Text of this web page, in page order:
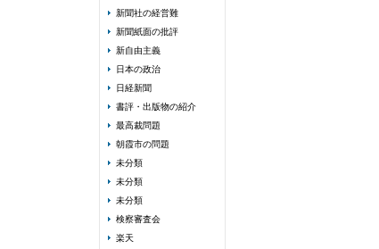
新聞社の経営難
新聞紙面の批評
新自由主義
日本の政治
日経新聞
書評・出版物の紹介
最高裁問題
朝霞市の問題
未分類
未分類
未分類
検察審査会
楽天